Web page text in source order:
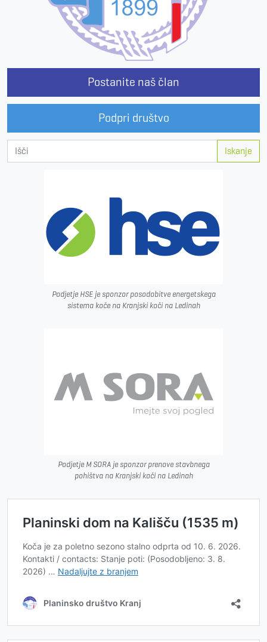
Postanite naš član
Podpri društvo
Iskanje
Podjetje HSE je sponzor posodobitve energetskega
sistema koče na Kranjski koči na Ledinah
Podjetje M SORA je sponzor prenove stavbnega
pohištva na Kranjski koči na Ledinah